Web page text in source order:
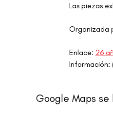
Las piezas
Organizada
Enlace: 26
Información:
Google Maps